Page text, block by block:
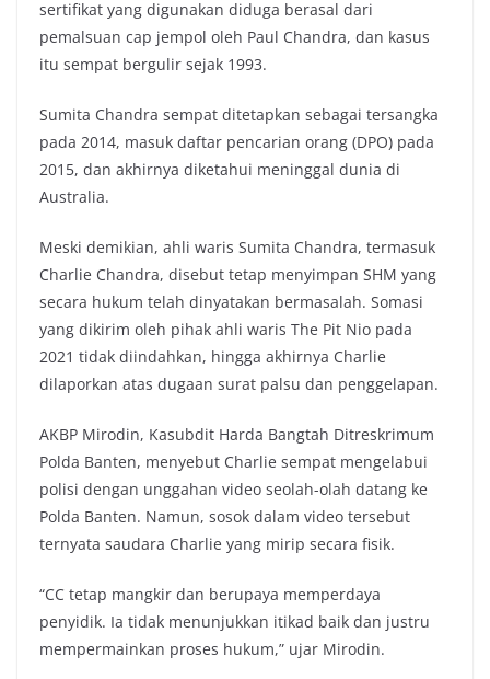
sertifikat yang digunakan diduga berasal dari
pemalsuan cap jempol oleh Paul Chandra, dan kasus
itu sempat bergulir sejak 1993.
Sumita Chandra sempat ditetapkan sebagai tersangka
pada 2014, masuk daftar pencarian orang (DPO) pada
2015, dan akhirnya diketahui meninggal dunia di
Australia.
Meski demikian, ahli waris Sumita Chandra, termasuk
Charlie Chandra, disebut tetap menyimpan SHM yang
secara hukum telah dinyatakan bermasalah. Somasi
yang dikirim oleh pihak ahli waris The Pit Nio pada
2021 tidak diindahkan, hingga akhirnya Charlie
dilaporkan atas dugaan surat palsu dan penggelapan.
AKBP Mirodin, Kasubdit Harda Bangtah Ditreskrimum
Polda Banten, menyebut Charlie sempat mengelabui
polisi dengan unggahan video seolah-olah datang ke
Polda Banten. Namun, sosok dalam video tersebut
ternyata saudara Charlie yang mirip secara fisik.
“CC tetap mangkir dan berupaya memperdaya
penyidik. Ia tidak menunjukkan itikad baik dan justru
mempermainkan proses hukum,” ujar Mirodin.